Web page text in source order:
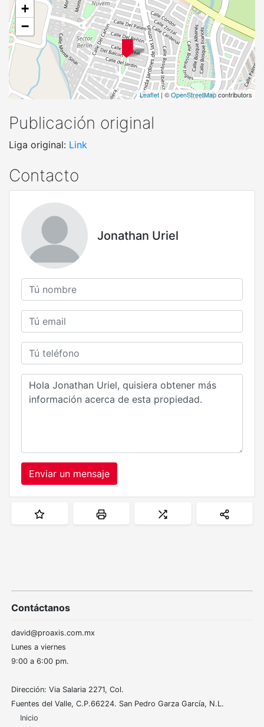
+
−
Leaflet | ©OpenStreetMapcontributors
Publicación original
Liga original: Link
Contacto
Jonathan Uriel
Enviar un mensaje
Contáctanos
david@proaxis.com.mx
Lunes a viernes
9:00 a 6:00 pm.
Dirección: Via Salaria 2271, Col.
Fuentes del Valle, C.P.66224. San Pedro Garza García, N.L.
Inicio